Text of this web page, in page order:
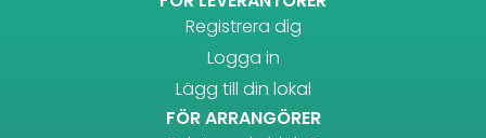
Registrera dig
Logga in
Lägg till din lokal
FÖR ARRANGÖRER